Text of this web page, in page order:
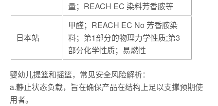
量；REACH EC 染料芳香胺等
日本站
甲醛；REACH EC No 芳香胺染
料；第1部分的物理力学性质;第3
部分化学性质；易燃性
婴幼儿提篮和摇篮，常见安全风险解析：
a.静止状态负载，旨在确保产品在结构上足以支撑预期使
用者。